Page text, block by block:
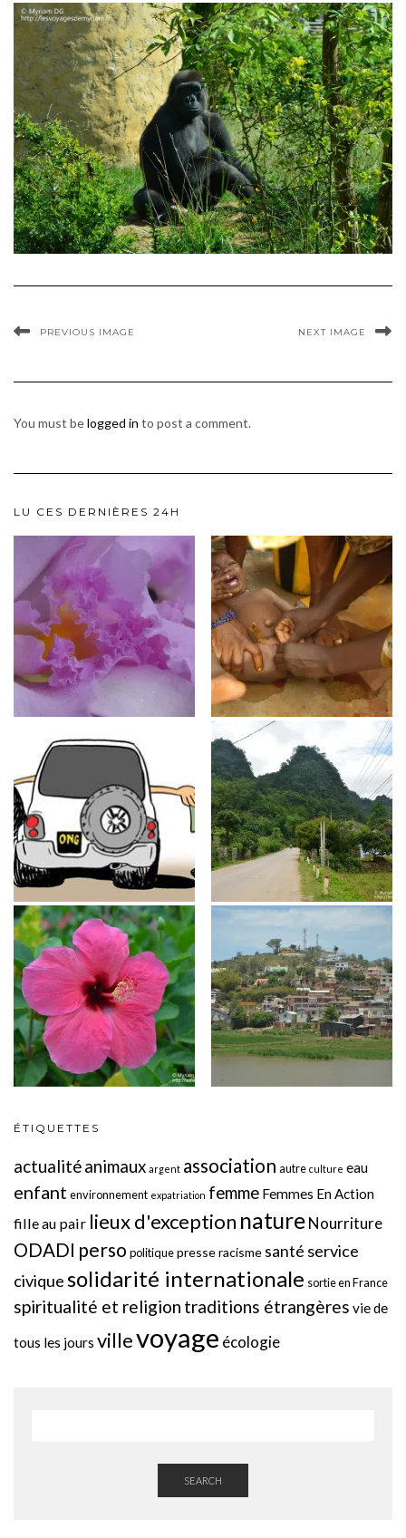
PREVIOUS IMAGE NEXT IMAGE
You must belogged in to post a comment.
LU CES DERNIÈRES 24H
ÉTIQUETTES
actualitéanimaux argent association autre culture eau
enfant environnement expatriation femme Femmes En Action
fille au pair lieux d'exception natureNourriture
ODADI perso politiquepresseracisme santé service
civiquesolidarité internationale sortie en France
spiritualité et religion traditions étrangères vie de
tous les jours villevoyage écologie
SEARCH